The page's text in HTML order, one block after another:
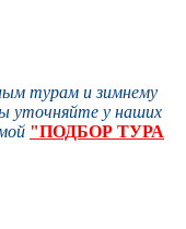
турам и зимнему
уточняйте у наших
"ПОДБОР ТУРА